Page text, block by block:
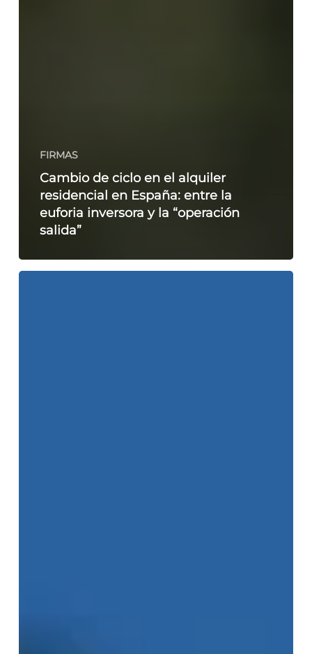
FIRMAS
Cambio de ciclo en el alquiler
residencial en España: entre la
euforia inversora y la “operación
salida”